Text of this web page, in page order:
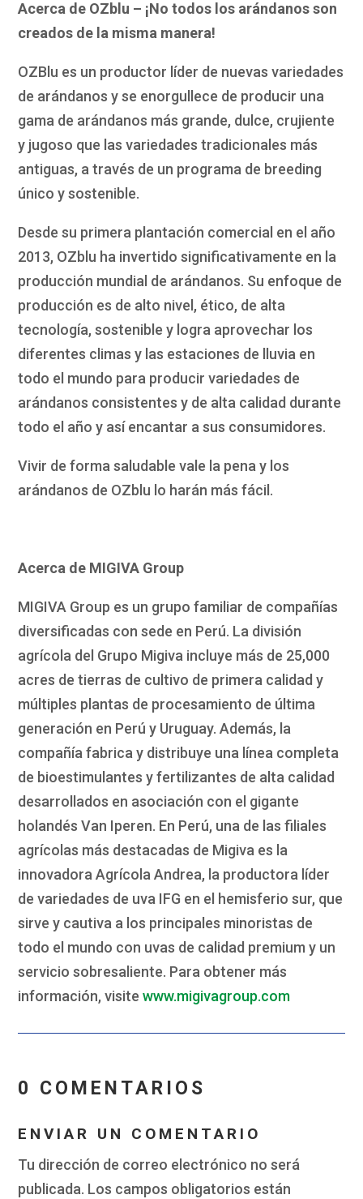
Acerca de OZblu – ¡No todos los arándanos son
creados de la misma manera!
OZBlu es un productor líder de nuevas variedades
de arándanos y se enorgullece de producir una
gama de arándanos más grande, dulce, crujiente
y jugoso que las variedades tradicionales más
antiguas, a través de un programa de breeding
único y sostenible.
Desde su primera plantación comercial en el año
2013, OZblu ha invertido significativamente en la
producción mundial de arándanos. Su enfoque de
producción es de alto nivel, ético, de alta
tecnología, sostenible y logra aprovechar los
diferentes climas y las estaciones de lluvia en
todo el mundo para producir variedades de
arándanos consistentes y de alta calidad durante
todo el año y así encantar a sus consumidores.
Vivir de forma saludable vale la pena y los
arándanos de OZblu lo harán más fácil.
Acerca de MIGIVA Group
MIGIVA Group es un grupo familiar de compañías
diversificadas con sede en Perú. La división
agrícola del Grupo Migiva incluye más de 25,000
acres de tierras de cultivo de primera calidad y
múltiples plantas de procesamiento de última
generación en Perú y Uruguay. Además, la
compañía fabrica y distribuye una línea completa
de bioestimulantes y fertilizantes de alta calidad
desarrollados en asociación con el gigante
holandés Van Iperen. En Perú, una de las filiales
agrícolas más destacadas de Migiva es la
innovadora Agrícola Andrea, la productora líder
de variedades de uva IFG en el hemisferio sur, que
sirve y cautiva a los principales minoristas de
todo el mundo con uvas de calidad premium y un
servicio sobresaliente. Para obtener más
información, visitewww.migivagroup.com
0 COMENTARIOS
ENVIAR UN COMENTARIO
Tu dirección de correo electrónico no será
publicada. Los campos obligatorios están